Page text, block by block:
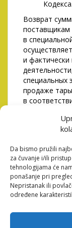
Da bismo pružili
za čuvanje i/ili
tehnologijama će
ponašanje pri
Nepristanak ili
određene
Кодекса.
Возврат
поставщикам
в
и
специальных
продаже
в
вовремя,
стоимость
имущества
ранее учтено
безнадежных
погашения
получения
получения